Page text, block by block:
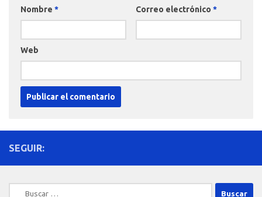
Nombre * Correo electrónico *
Web
SEGUIR:
Buscar: